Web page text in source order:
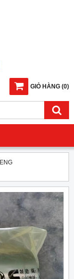
GIỎ HÀNG (0)